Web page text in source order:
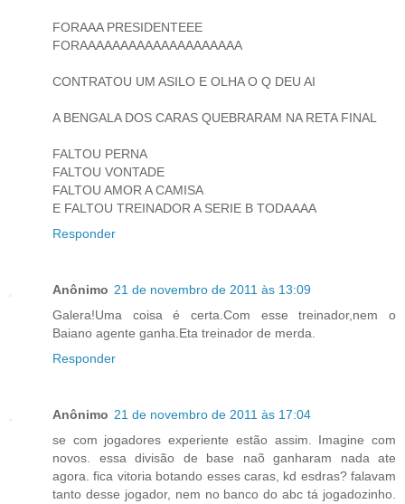
FORAAA PRESIDENTEEE
FORAAAAAAAAAAAAAAAAAAAA
CONTRATOU UM ASILO E OLHA O Q DEU AI
A BENGALA DOS CARAS QUEBRARAM NA RETA FINAL
FALTOU PERNA
FALTOU VONTADE
FALTOU AMOR A CAMISA
E FALTOU TREINADOR A SERIE B TODAAAA
Responder
Anônimo 21 de novembro de 2011 às 13:09
Galera!Uma coisa é certa.Com esse treinador,nem o
Baiano agente ganha.Eta treinador de merda.
Responder
Anônimo 21 de novembro de 2011 às 17:04
se com jogadores experiente estão assim. Imagine com
novos. essa divisão de base naõ ganharam nada ate
agora. fica vitoria botando esses caras, kd esdras? falavam
tanto desse jogador, nem no banco do abc tá jogadozinho.